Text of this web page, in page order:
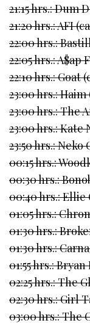
21:15 hrs.: Dum
21:20 hrs.: AFI
22:00 hrs.:
22:05 hrs.: A$ap
22:10 hrs.: Goat
23:00 hrs.: Haim
23:00 hrs.: The
23:00 hrs.: Kate
23:50 hrs.: Neko
00:15 hrs.:
00:30 hrs.:
00:40 hrs.: Ellie
01:05 hrs.:
01:30 hrs.:
01:30 hrs.:
01:55 hrs.:
02:25 hrs.: The
02:30 hrs.: Girl
03:00 hrs.: The